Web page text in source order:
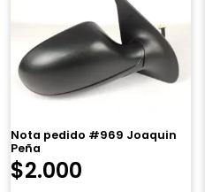
Nota pedido #969 Joaquin
Peña
$2.000